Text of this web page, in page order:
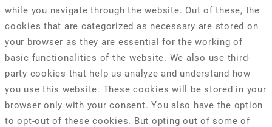
while you navigate through the website. Out of these, the
cookies that are categorized as necessary are stored on
your browser as they are essential for the working of
basic functionalities of the website. We also use third-
party cookies that help us analyze and understand how
you use this website. These cookies will be stored in your
browser only with your consent. You also have the option
to opt-out of these cookies. But opting out of some of